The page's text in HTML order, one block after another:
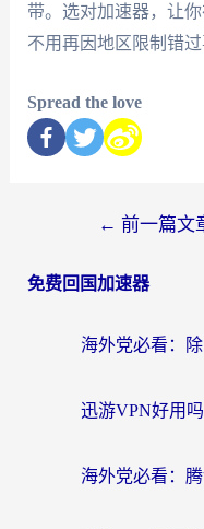
带。选对加速器，让
不用再因地区限制错过
Spread the love
← 前一篇文
免费回国加速器